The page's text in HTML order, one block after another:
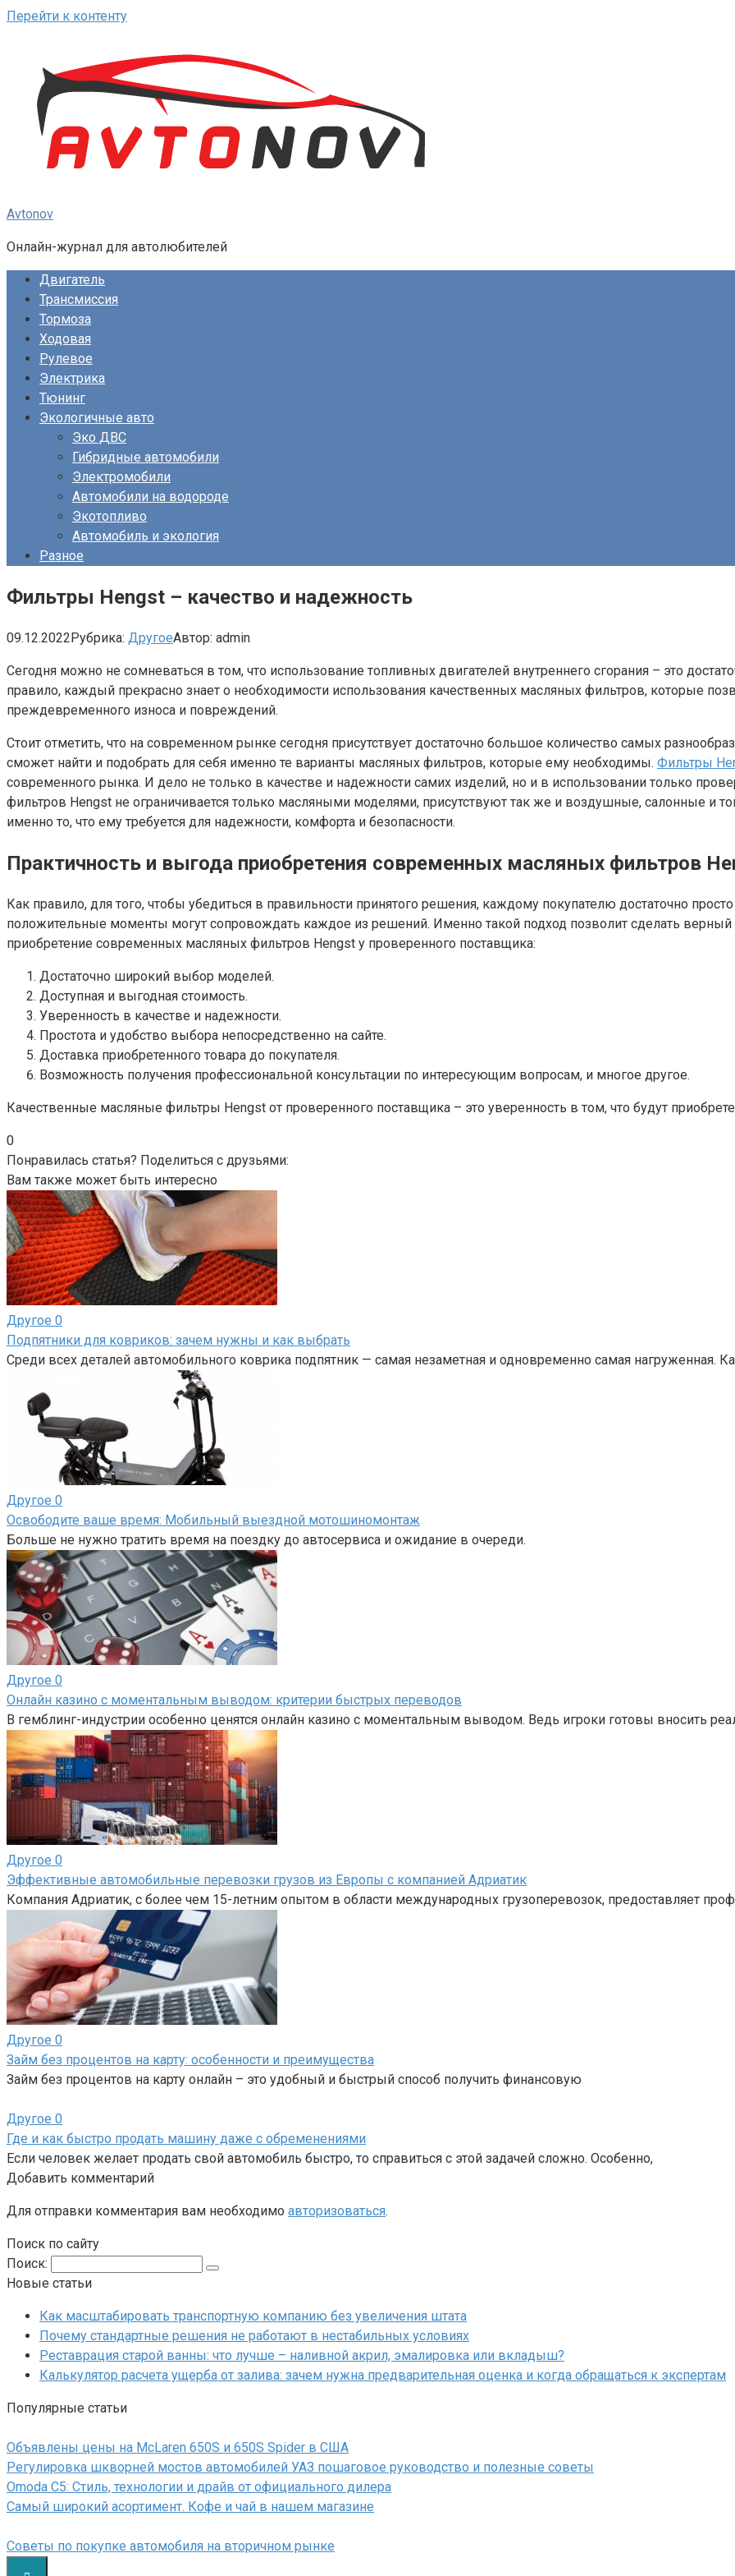
Перейти к контенту
Avtonov
Онлайн-журнал для автолюбителей
Двигатель
Трансмиссия
Тормоза
Ходовая
Рулевое
Электрика
Тюнинг
Экологичные авто
Эко ДВС
Гибридные автомобили
Электромобили
Автомобили на водороде
Экотопливо
Автомобиль и экология
Разное
Фильтры Hengst – качество и надежность
09.12.2022Рубрика: ДругоеАвтор: admin
Сегодня можно не сомневаться в том, что использование топливных двигателей внутреннего сгорания – это
правило, каждый прекрасно знает о необходимости использования качественных масляных фильтров, которые
преждевременного износа и повреждений.
Стоит отметить, что на современном рынке сегодня присутствует достаточно большое количество самых
сможет найти и подобрать для себя именно те варианты масляных фильтров, которые ему необходимы. Фильтры
современного рынка. И дело не только в качестве и надежности самих изделий, но и в использовании только
фильтров Hengst не ограничивается только масляными моделями, присутствуют так же и воздушные, салонные и
именно то, что ему требуется для надежности, комфорта и безопасности.
Практичность и выгода приобретения современных масляных фильтров
Как правило, для того, чтобы убедиться в правильности принятого решения, каждому покупателю достаточно
положительные моменты могут сопровождать каждое из решений. Именно такой подход позволит сделать
приобретение современных масляных фильтров Hengst у проверенного поставщика:
Достаточно широкий выбор моделей.
Доступная и выгодная стоимость.
Уверенность в качестве и надежности.
Простота и удобство выбора непосредственно на сайте.
Доставка приобретенного товара до покупателя.
Возможность получения профессиональной консультации по интересующим вопросам, и многое другое.
Качественные масляные фильтры Hengst от проверенного поставщика – это уверенность в том, что будут
0
Понравилась статья? Поделиться с друзьями:
Вам также может быть интересно
Другое 0
Подпятники для ковриков: зачем нужны и как выбрать
Среди всех деталей автомобильного коврика подпятник — самая незаметная и одновременно самая нагруженная.
Другое 0
Освободите ваше время: Мобильный выездной мотошиномонтаж
Больше не нужно тратить время на поездку до автосервиса и ожидание в очереди.
Другое 0
Онлайн казино с моментальным выводом: критерии быстрых переводов
В гемблинг-индустрии особенно ценятся онлайн казино с моментальным выводом. Ведь игроки готовы вносить
Другое 0
Эффективные автомобильные перевозки грузов из Европы с компанией Адриатик
Компания Адриатик, с более чем 15-летним опытом в области международных грузоперевозок, предоставляет
Другое 0
Займ без процентов на карту: особенности и преимущества
Займ без процентов на карту онлайн – это удобный и быстрый способ получить финансовую
Другое 0
Где и как быстро продать машину даже с обременениями
Если человек желает продать свой автомобиль быстро, то справиться с этой задачей сложно. Особенно,
Добавить комментарий
Для отправки комментария вам необходимо авторизоваться.
Поиск по сайту
Поиск:
Новые статьи
Как масштабировать транспортную компанию без увеличения штата
Почему стандартные решения не работают в нестабильных условиях
Реставрация старой ванны: что лучше – наливной акрил, эмалировка или вкладыш?
Калькулятор расчета ущерба от залива: зачем нужна предварительная оценка и когда обращаться к экспертам
Популярные статьи
Объявлены цены на McLaren 650S и 650S Spider в США
Регулировка шкворней мостов автомобилей УАЗ пошаговое руководство и полезные советы
Omoda C5: Стиль, технологии и драйв от официального дилера
Самый широкий асортимент. Кофе и чай в нашем магазине
Советы по покупке автомобиля на вторичном рынке